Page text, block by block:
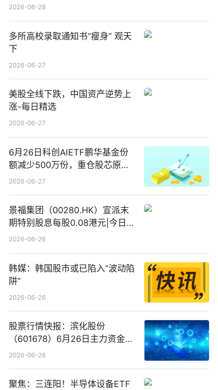
2026-06-28
多所高校录取通知书“瘦身” 观天
下
2026-06-27
美股全线下跌，中国资产逆势上
涨-每日精选
2026-06-27
6月26日科创AIETF鹏华基金份
额减少500万份，重仓股芯原股
份、寒武纪、澜起科技 观速讯
2026-06-27
景福集团（00280.HK）宣派末
期特别股息每股0.08港元|今日快
看
2026-06-26
韩媒：韩国股市或已陷入“波动陷
阱”
2026-06-26
股票行情快报：滨化股份
（601678）6月26日主力资金净
卖出5964.34万元
2026-06-26
聚焦：三连阳！半导体设备ETF